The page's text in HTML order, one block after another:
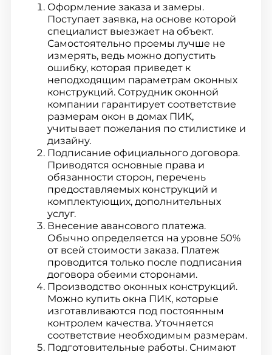
Оформление заказа и замеры.
Поступает заявка, на основе которой
специалист выезжает на объект.
Самостоятельно проемы лучше не
измерять, ведь можно допустить
ошибку, которая приведет к
неподходящим параметрам оконных
конструкций. Сотрудник оконной
компании гарантирует соответствие
размерам окон в домах ПИК,
учитывает пожелания по стилистике и
дизайну.
Подписание официального договора.
Приводятся основные права и
обязанности сторон, перечень
предоставляемых конструкций и
комплектующих, дополнительных
услуг.
Внесение авансового платежа.
Обычно определяется на уровне 50%
от всей стоимости заказа. Платеж
проводится только после подписания
договора обеими сторонами.
Производство оконных конструкций.
Можно купить окна ПИК, которые
изготавливаются под постоянным
контролем качества. Уточняется
соответствие необходимым размерам.
Подготовительные работы. Снимают